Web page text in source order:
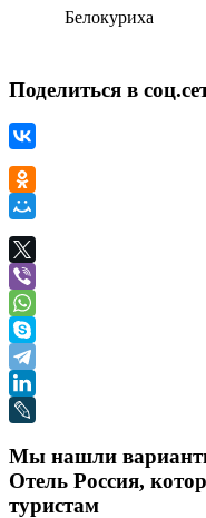
Белокуриха
Поделиться в
Мы нашли
Отель Россия,
туристам